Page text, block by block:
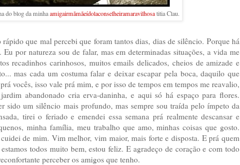
do blog da minhaamigairmãmãeídolaconselheiramaravilhosatitia Clau.
rápido que mal percebi que foram tantos dias, dias de silêncio. Porque há
por natureza sou de falar, mas em determinadas situações, a vida me
recadinhos carinhosos, muitos emails delicados, cheios de amizade e
mas cada um costuma falar e deixar escapar pela boca, daquilo que
vocês, isso vale prá mim, e por isso de tempos em tempos me reavalio,
abandonado cria erva-daninha, e aqui só há espaço para flores.
sido um silêncio mais profundo, mas sempre sou traída pelo ímpeto da
tirei o feriado e emendei essa semana prá realmente descansar e
minha família, meu trabalho que amo, minhas coisas que gosto.
de mim. Vim melhor, vim maior, mais forte e disposta. E prá quem
todos muito bem, estou feliz. E agradeço de coração e com todo
perceber os amigos que tenho.